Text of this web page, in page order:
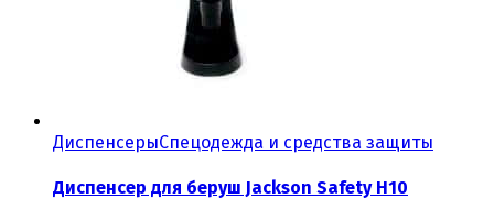
ДиспенсерыСпецодежда и средства защиты
Диспенсер для беруш Jackson Safety H10